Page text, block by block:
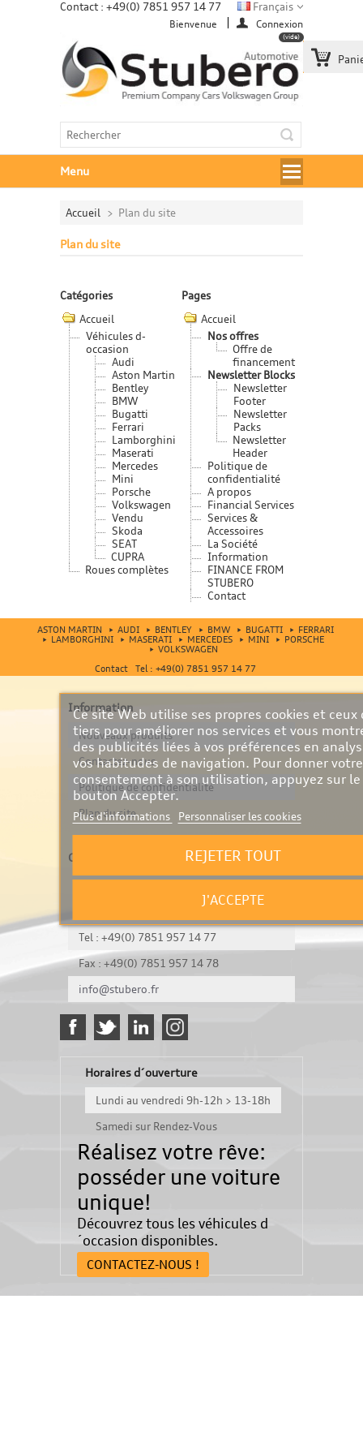
Contact : +49(0) 7851 957 14 77
(vide)
Bienvenue Connexion
Français
Menu
Accueil > Plan du site
Plan du site
Catégories
Accueil
Véhicules d-
occasion
Audi
Aston Martin
Bentley
BMW
Bugatti
Ferrari
Lamborghini
Maserati
Mercedes
Mini
Porsche
Volkswagen
Vendu
Skoda
SEAT
CUPRA
Roues complètes
Pages
Accueil
Nos offres
Offre de
financement
Newsletter Blocks
Newsletter
Footer
Newsletter
Packs
Newsletter
Header
Politique de
confidentialité
A propos
Financial Services
Services &
Accessoires
La Société
Information
FINANCE FROM
STUBERO
Contact
ASTON MARTIN AUDI BENTLEY BMW BUGATTI
FERRARI
LAMBORGHINI
MASERATI MERCEDES MINI
PORSCHE
VOLKSWAGEN
Contact Tel : +49(0) 7851 957 14 77
Information
Nouveaux produits
Contactez-nous
Politique de confidentialité
Plan du site
Contactez-nous
Tel : +49(0) 7851 957 14 77
Fax : +49(0) 7851 957 14 78
info@stubero.fr
Horaires d´ouverture
Lundi au vendredi 9h-12h > 13-18h
Samedi sur Rendez-Vous
Réalisez votre rêve:
posséder une voiture
unique!
Découvrez tous les véhicules d
´occasion disponibles.
CONTACTEZ-NOUS !
Ce site Web utilise ses propres cookies et ceux
tiers pour améliorer nos services et vous
des publicités liées à vos préférences en
vos habitudes de navigation. Pour donner votre
consentement à son utilisation, appuyez sur le
bouton Accepter.
Plus d'informations Personnaliser les cookies
REJETER TOUT
J'ACCEPTE